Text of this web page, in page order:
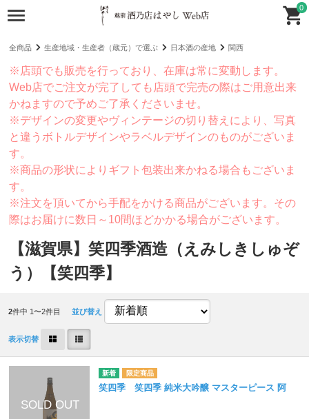
0
全商品 生産地域・生産者（蔵元）で選ぶ 日本酒の産地 関西
※店頭でも販売を行っており、在庫は常に変動します。
Web店でご注文が完了しても店頭で完売の際はご用意出来
かねますので予めご了承くださいませ。
※デザインの変更やヴィンテージの切り替えにより、写真
と違うボトルデザインやラベルデザインのものがございま
す。
※商品の形状によりギフト包装出来かねる場合もございま
す。
※注文を頂いてから手配をかける商品がございます。その
際はお届けに数日～10間ほどかかる場合がございます。
【滋賀県】笑四季酒造（えみしきしゅぞ
う）【笑四季】
2件中 1〜2件目 並び替え
表示切替
笑四季 笑四季 純米大吟醸 マスターピース 阿